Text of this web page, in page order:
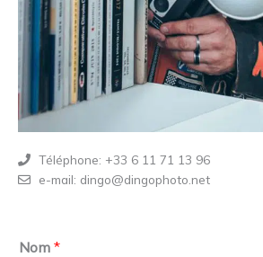
Téléphone: +33 6 11 71 13 96
e-mail: dingo@dingophoto.net
Nom *